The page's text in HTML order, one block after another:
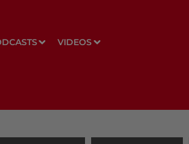
VIDEOS